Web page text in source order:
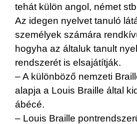
tehát külön angol, német
Az idegen nyelvet tanuló
személyek számára
hogyha az általuk tanult
rendszerét is elsajátítják.
– A különböző nemzeti
alapja a Louis Braille által
ábécé.
– Louis Braille